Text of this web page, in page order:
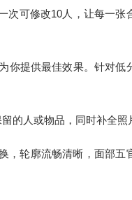
次可修改10人，让每一张
你提供最佳效果。针对低
的人或物品，同时补全照
，轮廓流畅清晰，面部五